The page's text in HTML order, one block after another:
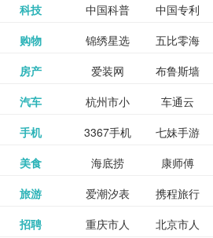
和看过的
电影电视
剧，顺便
打分、写
辅助神器
活动
网,txt小说
完结txt小
说-书本网
书_80txt_
区中考志
愿填报系
公务员考
试信息网
科技 中国科普
博览
中国专利
信息网
中国科学
院
购物 锦绣星选
海淘
五比零海
淘网
淘宝
房产 爱装网 布鲁斯墙
纸
格莱美墙
纸
汽车 杭州市小
客车总量
调控管理
车通云
百度有驾
网
手机 3367手机
游戏
七妹手游
游戏邦
美食 海底捞 康师傅
心食谱网
旅游 爱潮汐表 携程旅行
网
北京旅游
招聘 重庆市人 北京市人